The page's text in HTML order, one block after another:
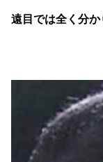
遠目では全く分か